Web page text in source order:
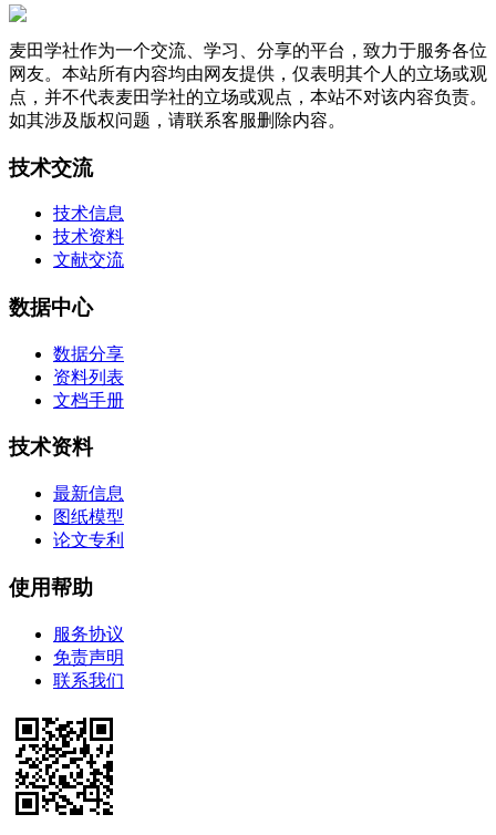
麦田学社作为一个交流、学习、分享的平台，致力于服务各位
网友。本站所有内容均由网友提供，仅表明其个人的立场或观
点，并不代表麦田学社的立场或观点，本站不对该内容负责。
如其涉及版权问题，请联系客服删除内容。
技术交流
技术信息
技术资料
文献交流
数据中心
数据分享
资料列表
文档手册
技术资料
最新信息
图纸模型
论文专利
使用帮助
服务协议
免责声明
联系我们